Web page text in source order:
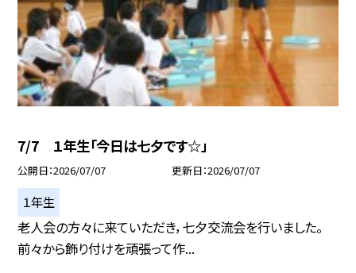
7/7 １年生「今日は七夕です☆」
公開日 2026/07/07 更新日 2026/07/07
１年生
老人会の方々に来ていただき，七夕交流会を行いました。
前々から飾り付けを頑張って作...